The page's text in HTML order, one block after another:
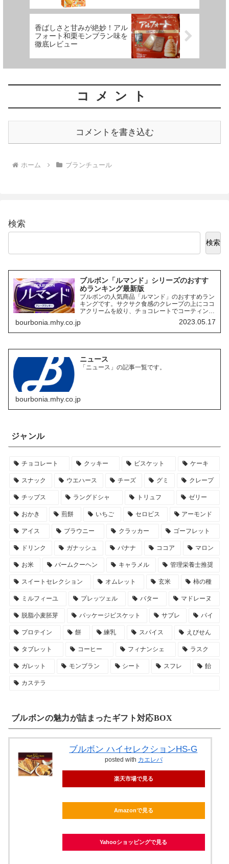
香ばしさと甘みが絶妙！アル
フォート和栗モンブラン味を
徹底レビュー
コメント
コメントを書き込む
ホーム ブランチュール
検索
検索
ブルボン「ルマンド」シリーズのおすす
めランキング最新版
ブルボンの人気商品「ルマンド」のおすすめラン
キングです。サクサク食感のクレープの上にココ
アクリームを絞り、チョコレートでコーティング
したお菓子「ルマンド」には、様々なフレーバー
の商品があります。ここでは、その中でも特にお
すすめの商品を3つご紹介します。
bourbonia.mhy.co.jp 2023.05.17
ニュース
「ニュース」の記事一覧です。
bourbonia.mhy.co.jp
ジャンル
チョコレート クッキー ビスケット ケーキ
スナック ウエハース チーズ グミ クレープ
チップス ラングドシャ トリュフ ゼリー
おかき 煎餅 いちご セロビス アーモンド
アイス ブラウニー クラッカー ゴーフレット
ドリンク ガナッシュ バナナ ココア マロン
お米 バームクーヘン キャラメル 管理栄養士推奨
スイートセレクション オムレット 玄米 柿の種
ミルフィーユ プレッツェル バター マドレーヌ
脱脂小麦胚芽 パッケージビスケット サブレ パイ
プロテイン 餅 練乳 スパイス えびせん
タブレット コーヒー フィナンシェ ラスク
ガレット モンブラン シート スフレ 飴
カステラ
ブルボンの魅力が詰まったギフト対応BOX
ブルボン ハイセレクションHS-G
posted with カエレバ
楽天市場で見る
Amazonで見る
Yahooショッピングで見る